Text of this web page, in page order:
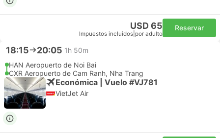
USD 65
Impuestos incluidos por adulto
Reservar
18:15 20:05 1h 50m
HAN Aeropuerto de Noi Bai
CXR Aeropuerto de Cam Ranh, Nha Trang
Económica | Vuelo #VJ781
VietJet Air